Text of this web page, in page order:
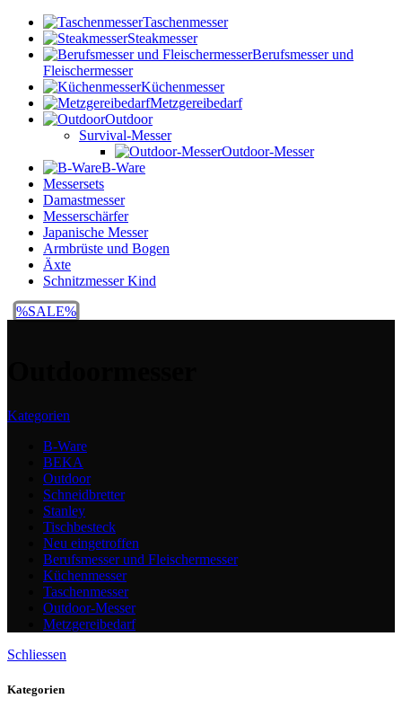
Taschenmesser
Steakmesser
Berufsmesser und
Fleischermesser
Küchenmesser
Metzgereibedarf
Outdoor
Survival-Messer
Outdoor-Messer
B-Ware
Messersets
Damastmesser
Messerschärfer
Japanische Messer
Armbrüste und Bogen
Äxte
Schnitzmesser Kind
%SALE%
Kategorien
B-Ware
BEKA
Outdoor
Schneidbretter
Stanley
Tischbesteck
Neu eingetroffen
Berufsmesser und Fleischermesser
Küchenmesser
Taschenmesser
Outdoor-Messer
Metzgereibedarf
Schliessen
Kategorien